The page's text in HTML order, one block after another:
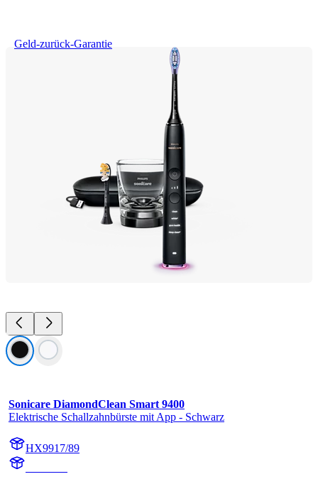
Geld-zurück-Garantie
Sonicare DiamondClean Smart 9400
Elektrische Schallzahnbürste mit App - Schwarz
HX9917/89